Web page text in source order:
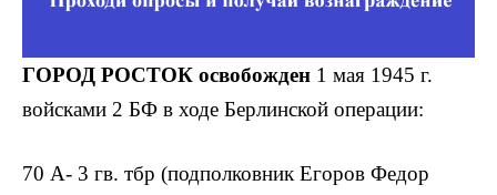
ГОРОД РОСТОК освобожден 1 мая 1945 г.
войсками 2 БФ в ходе Берлинской операции:
70 А- 3 гв. тбр (подполковник Егоров Федор